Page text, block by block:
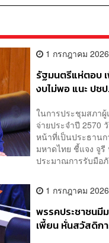
1 กรกฎาคม 2026
รัฐมนตรีแห่ตอบ
งบไม่พอ แนะ ปช
ในการประชุมสภา
จ่ายประจำปี 2570
หน้าที่เป็นประธานก
มหาดไทย ชี้แจง จู
ประมาณการรับมือ
1 กรกฎาคม 2026
พรรคประชาชนมี
เพี้ยน หั่นสวัสดิก